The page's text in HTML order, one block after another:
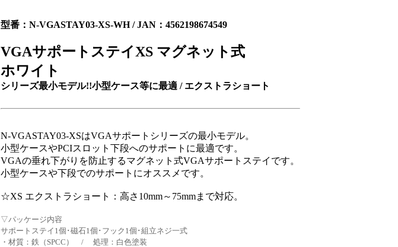
型番：N-VGASTAY03-XS-WH / JAN：4562198674549
VGAサポートステイXS マグネット式
ホワイト
シリーズ最小モデル!!小型ケース等に最適 / エクストラショート
N-VGASTAY03-XSはVGAサポートシリーズの最小モデル。
小型ケースやPCIスロット下段へのサポートに最適です。
VGAの垂れ下がりを防止するマグネット式VGAサポートステイです。
小型ケースや下段でのサポートにオススメです。
☆XS エクストラショート：高さ10mm～75mmまで対応。
▽パッケージ内容
サポートステイ1個･磁石1個･フック1個･組立ネジ一式
・材質：鉄（SPCC） / 処理：白色塗装